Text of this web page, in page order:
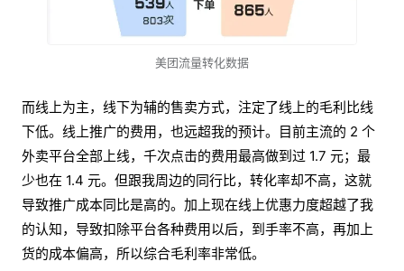
美团流量转化数据
而线上为主，线下为辅的售卖方式，注定了线上的毛利比线
下低。线上推广的费用，也远超我的预计。目前主流的 2 个
外卖平台全部上线，千次点击的费用最高做到过 1.7 元；最
少也在 1.4 元。但跟我周边的同行比，转化率却不高，这就
导致推广成本同比是高的。加上现在线上优惠力度超越了我
的认知，导致扣除平台各种费用以后，到手率不高，再加上
货的成本偏高，所以综合毛利率非常低。